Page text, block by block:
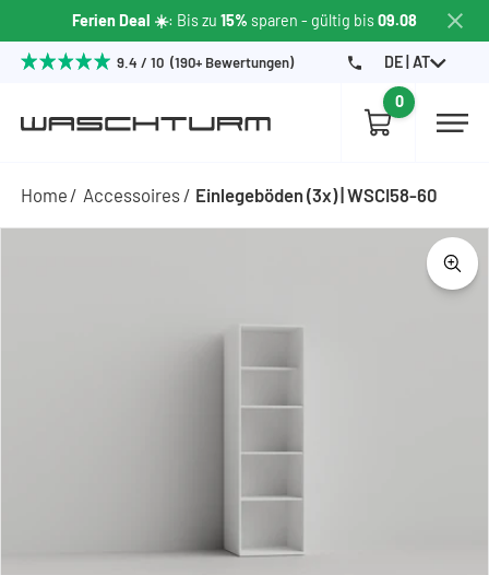
Ferien Deal ☀️: Bis zu 15% sparen - gültig bis09.08
9.4 / 10 (190+ Bewertungen) DE | AT
0
Home Accessoires Einlegeböden (3x) | WSCI58-60